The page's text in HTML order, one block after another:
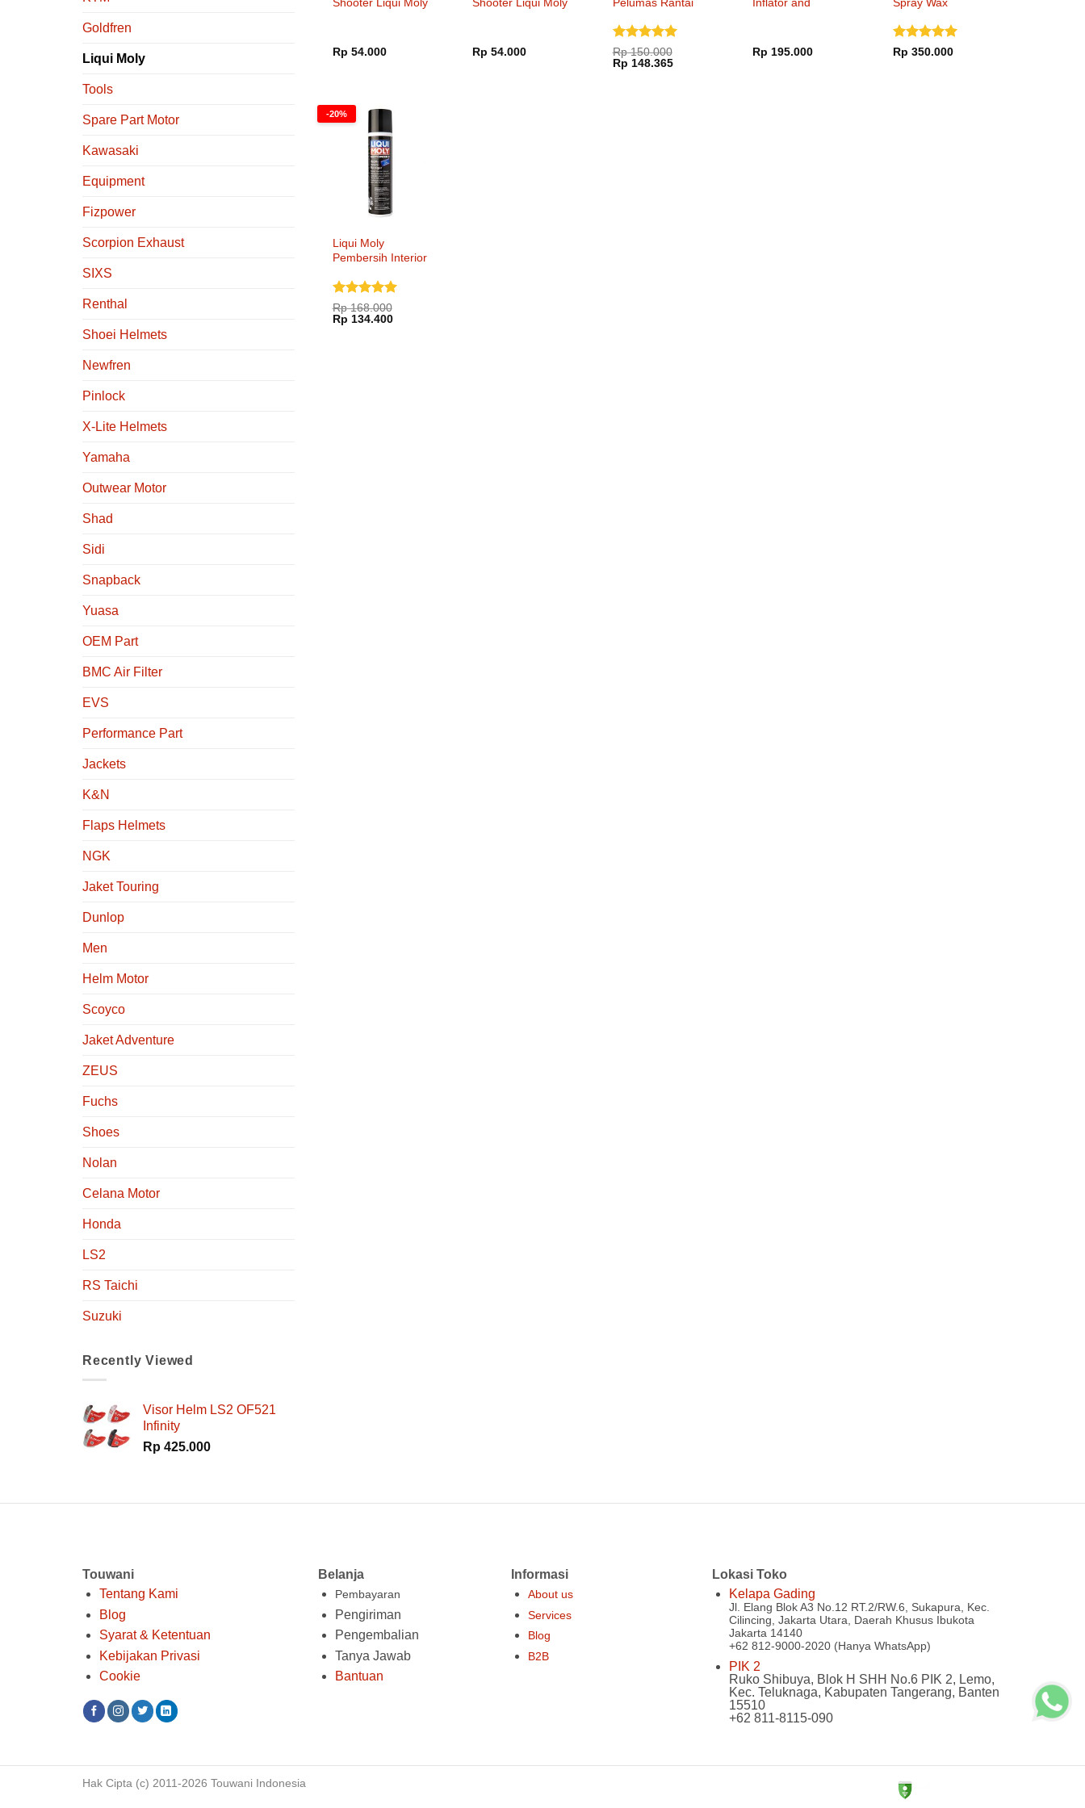
Goldfren
Liqui Moly
Tools
Spare Part Motor
Kawasaki
Equipment
Fizpower
Scorpion Exhaust
SIXS
Renthal
Shoei Helmets
Newfren
Pinlock
X-Lite Helmets
Yamaha
Outwear Motor
Shad
Sidi
Snapback
Yuasa
OEM Part
BMC Air Filter
EVS
Performance Part
Jackets
K&N
Flaps Helmets
NGK
Jaket Touring
Dunlop
Men
Helm Motor
Scoyco
Jaket Adventure
ZEUS
Fuchs
Shoes
Nolan
Celana Motor
Honda
LS2
RS Taichi
Suzuki
Recently Viewed
Visor Helm LS2 OF521
Infinity
Rp 425.000
Rp 54.000 Rp 54.000 Dinilai5
dari 5
Rp150.000
Harga
aslinya
Rp 148.365Harga
Rp 195.000 Dinilai 5
Rp 350.000
-20%
Liqui Moly
Pembersih Interior
Dinilai5
dari 5
Rp168.000
Harga
aslinya
Rp 134.400Harga
Touwani
Tentang Kami
Blog
Syarat & Ketentuan
Kebijakan Privasi
Cookie
Belanja
Pembayaran
Pengiriman
Pengembalian
Tanya Jawab
Bantuan
Informasi
About us
Services
Blog
B2B
Lokasi Toko
Kelapa Gading
Jl. Elang Blok A3 No.12 RT.2/RW.6, Sukapura, Kec.
Cilincing, Jakarta Utara, Daerah Khusus Ibukota
Jakarta 14140
+62 812-9000-2020 (Hanya WhatsApp)
PIK 2
Ruko Shibuya, Blok H SHH No.6 PIK 2, Lemo,
Kec. Teluknaga, Kabupaten Tangerang, Banten
15510
+62 811-8115-090
Hak Cipta (c) 2011-2026 Touwani Indonesia